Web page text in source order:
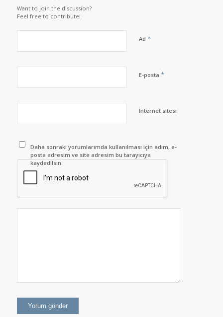
Want to join the discussion?
Feel free to contribute!
Ad *
E-posta *
İnternet sitesi
Daha sonraki yorumlarımda kullanılması için adım, e-
posta adresim ve site adresim bu tarayıcıya
kaydedilsin.